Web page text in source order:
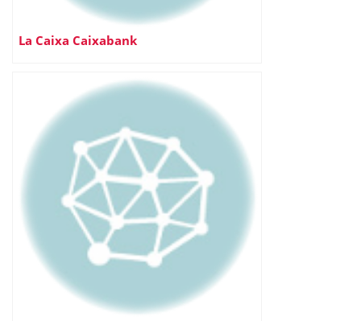
La Caixa Caixabank